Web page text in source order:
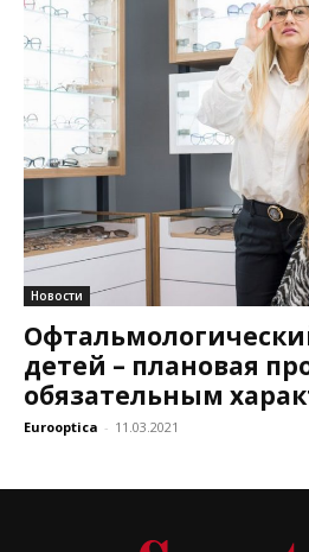
Новости
детей – плановая
обязательным
Eurooptica - 11.03.2021